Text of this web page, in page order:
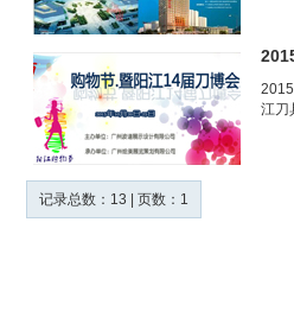
江刀
记录总数：13 | 页数：1